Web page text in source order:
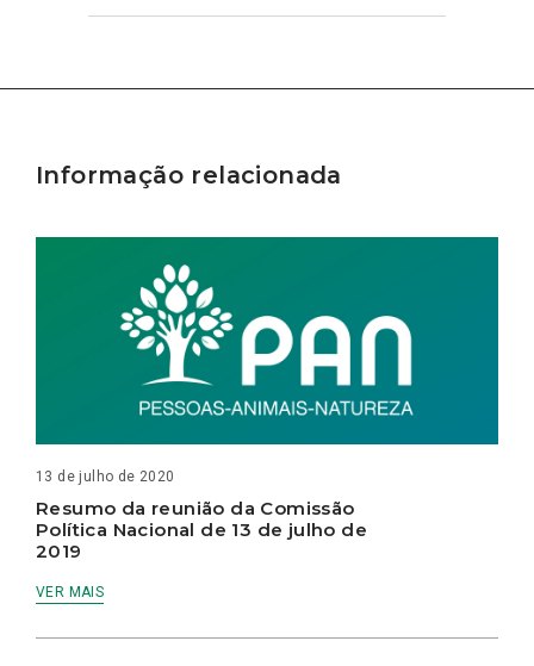
Informação relacionada
13 de julho de 2020
Resumo da reunião da Comissão
Política Nacional de 13 de julho de
2019
VER MAIS